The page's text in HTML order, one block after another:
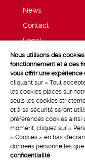
News
Contact
Legal
Privacy and
Nous utilisons des
fonctionnement et à des
vous offrir une
cliquant sur « Tout
les cookies placés sur
seuls les cookies
et à sa sécurité seront
préférences cookies ainsi
moment, cliquez sur «
« Cookies » en bas
données personnelles
confidentialité